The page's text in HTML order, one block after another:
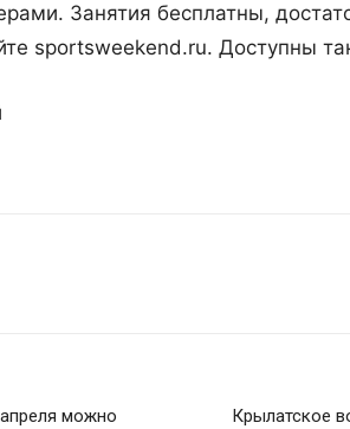
Занятия бесплатны,
sportsweekend.ru. Доступны
можно
Крылатское